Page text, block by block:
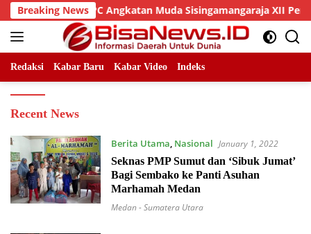
Skip
to
content
Breaking News
Dan DPC Angkatan Muda Sisingamangaraja XII Perkuat
Redaksi Kabar Baru Kabar Video Indeks
Bisanews.id
Recent News
Berita Utama, Nasional January 1, 2022
Seknas PMP Sumut dan ‘Sibuk Jumat’
Bagi Sembako ke Panti Asuhan
Marhamah Medan
Medan - Sumatera Utara